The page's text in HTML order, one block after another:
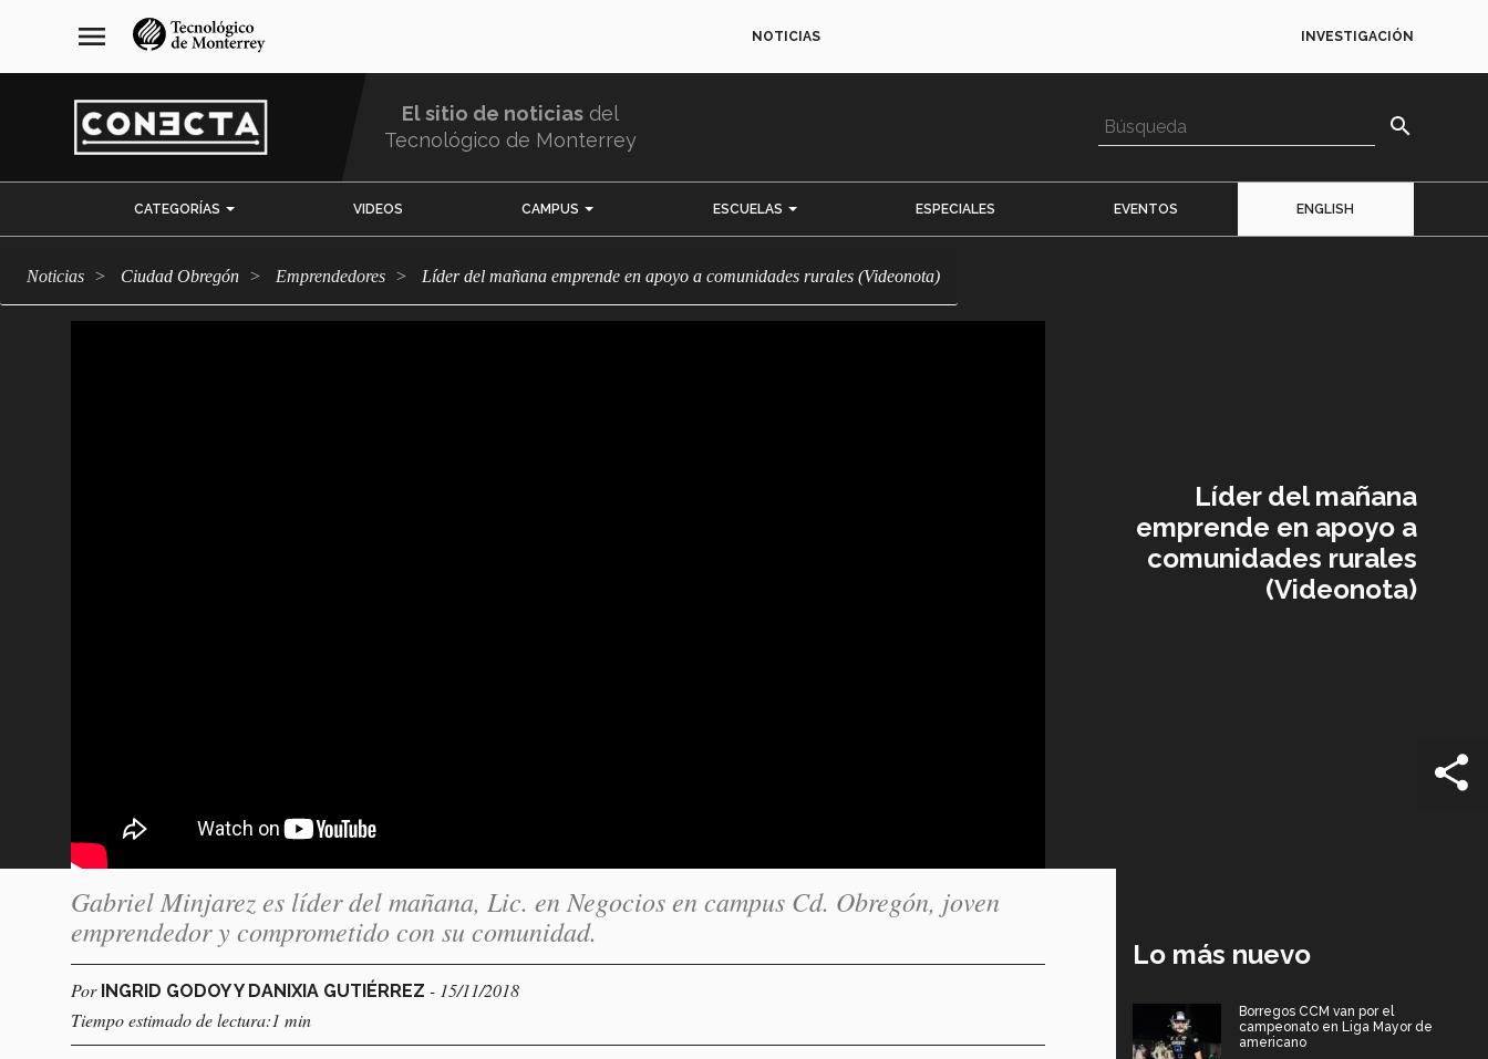
navegación
principal
menu NOTICIAS INVESTIGACIÓN
El sitio de noticias del
Tecnológico de Monterrey
search
CATEGORÍAS VIDEOS CAMPUS ESCUELAS ESPECIALES EVENTOS ENGLISH
Noticias Ciudad Obregón emprendedores Líder del mañana emprende en apoyo a comunidades rurales (Videonota)
Líder del mañana
emprende en apoyo a
comunidades rurales
(Videonota)
Gabriel Minjarez es líder del mañana, Lic. en Negocios en campus Cd. Obregón, joven
emprendedor y comprometido con su comunidad.
Por INGRID GODOY Y DANIXIA GUTIÉRREZ - 15/11/2018
Tiempo estimado de lectura:1 min
Lo más nuevo
Borregos CCM van por el
campeonato en Liga Mayor de
americano